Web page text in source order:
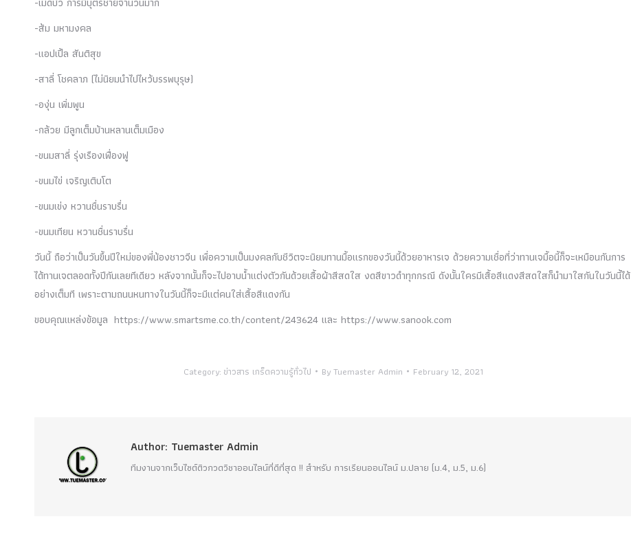
-ส้ม มหามงคล
-แอปเปิ้ล สันติสุข
-สาลี่ โชคลาภ (ไม่นิยมนำไปไหว้บรรพบุรุษ)
-องุ่น เพิ่มพูน
-กล้วย มีลูกเต็มบ้านหลานเต็มเมือง
-ขนมสาลี่ รุ่งเรืองเฟื่องฟู
-ขนมไข่ เจริญเติบโต
-ขนมเข่ง หวานชื่นราบรื่น
-ขนมเทียน หวานชื่นราบรื่น
วันนี้ ถือว่าเป็นวันขึ้นปีใหม่ของพี่น้องชาวจีน เพื่อความเป็นมงคลกับชีวิตจะนิยมทานมื้อแรกของวันนี้ด้วยอาหารเจ ด้วยความเชื่อที่ว่าทานเจมื้อนี้ก็จะเหมือนกันการ
ได้ทานเจตลอดทั้งปีกันเลยทีเดียว หลังจากนั้นก็จะไปอาบน้ำแต่งตัวกันด้วยเสื้อผ้าสีสดใส งดสีขาวดำทุกกรณี ดังนั้นใครมีเสื้อสีแดงสีสดใสก็นำมาใสกันในวันนี้ได้
อย่างเต็มที เพราะตามถนนหนทางในวันนี้ก็จะมีแต่คนใส่เสื้อสีแดงกัน
ขอบคุณแหล่งข้อมูล https://www.smartsme.co.th/content/243624 และ https://www.sanook.com
Category: ข่าวสาร เกร็ดความรู้ทั่วไป ByTuemaster Admin February 12, 2021
Author: Tuemaster Admin
ทีมงานจากเว็บไซต์ติวกวดวิชาออนไลน์ที่ดีที่สุด !! สำหรับ การเรียนออนไลน์ ม.ปลาย (ม.4, ม.5, ม.6)